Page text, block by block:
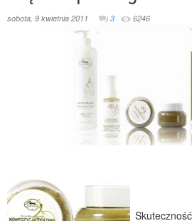
sobota, 9 kwietnia 2011 3 6246